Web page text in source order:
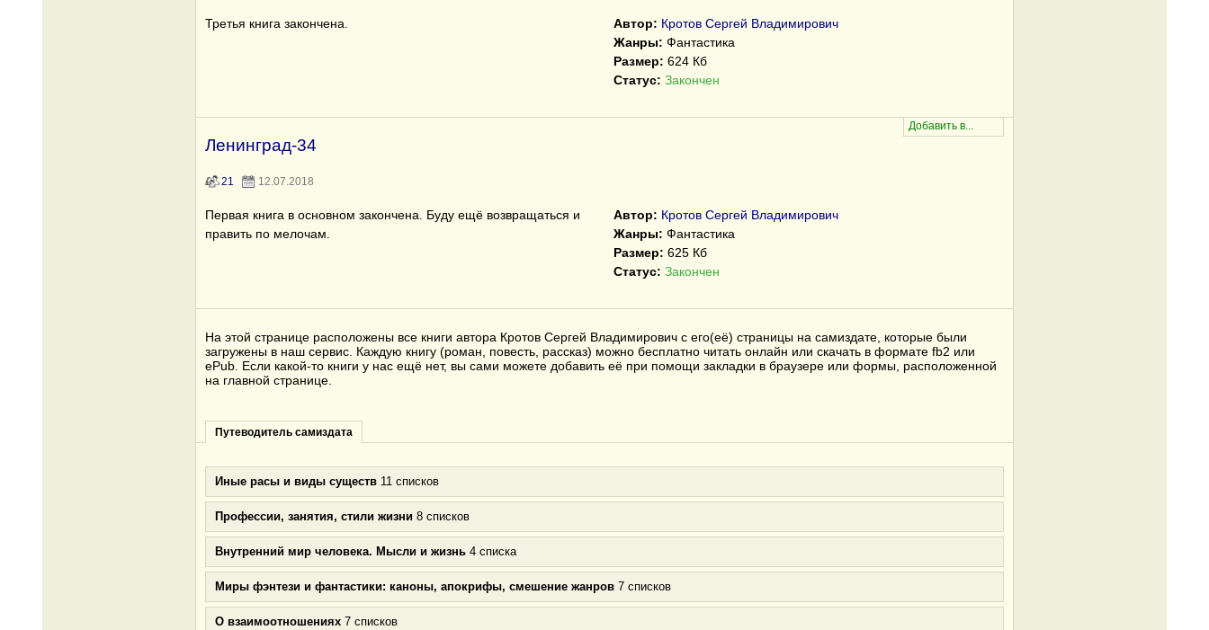
Третья книга закончена. Автор: Кротов Сергей Владимирович
Жанры: Фантастика
Размер: 624 Кб
Статус: Закончен
Ленинград-34
21 12.07.2018
Первая книга в основном закончена. Буду ещё возвращаться и
править по мелочам.
Автор: Кротов Сергей Владимирович
Жанры: Фантастика
Размер: 625 Кб
Статус: Закончен
На этой странице расположены все книги автора Кротов Сергей Владимирович с его(её) страницы на самиздате, которые были
загружены в наш сервис. Каждую книгу (роман, повесть, рассказ) можно бесплатно читать онлайн или скачать в формате fb2 или
ePub. Если какой-то книги у нас ещё нет, вы сами можете добавить её при помощи закладки в браузере или формы, расположенной
на главной странице.
Путеводитель самиздата
Иные расы и виды существ 11 списков
Профессии, занятия, стили жизни 8 списков
Внутренний мир человека. Мысли и жизнь 4 списка
Миры фэнтези и фантастики: каноны, апокрифы, смешение жанров 7 списков
О взаимоотношениях 7 списков